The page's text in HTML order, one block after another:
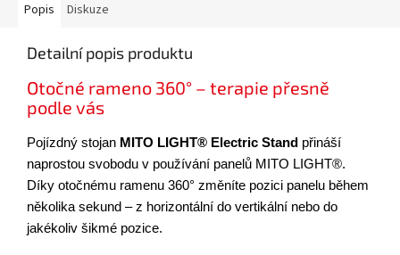
Popis Diskuze
Detailní popis produktu
Otočné rameno 360° – terapie přesně
podle vás
Pojízdný stojan MITO LIGHT® Electric Stand přináší
naprostou svobodu v používání panelů MITO LIGHT®.
Díky otočnému ramenu 360° změníte pozici panelu během
několika sekund – z horizontální do vertikální nebo do
jakékoliv šikmé pozice.